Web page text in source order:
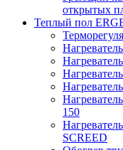
открытых
Теплый пол
150
SCREED